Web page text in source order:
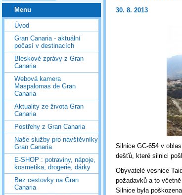
Menu
Úvod
Gran Canaria - aktuální
počasí v destinacích
Bleskové zprávy z Gran
Canaria
Webová kamera
Maspalomas de Gran
Canaria
Aktuality ze života Gran
Canaria
Postřehy z Gran Canaria
Naše služby pro návštěvníky
Gran Canaria
E-SHOP : potraviny, nápoje,
kosmetika, drogerie, dárky
Bez cestovky na Gran
Canaria
30. 8. 2013
Silnice GC-654 v
dešťů, které silnici
Obyvatelé vesnice
požadavků a to
Silnice byla